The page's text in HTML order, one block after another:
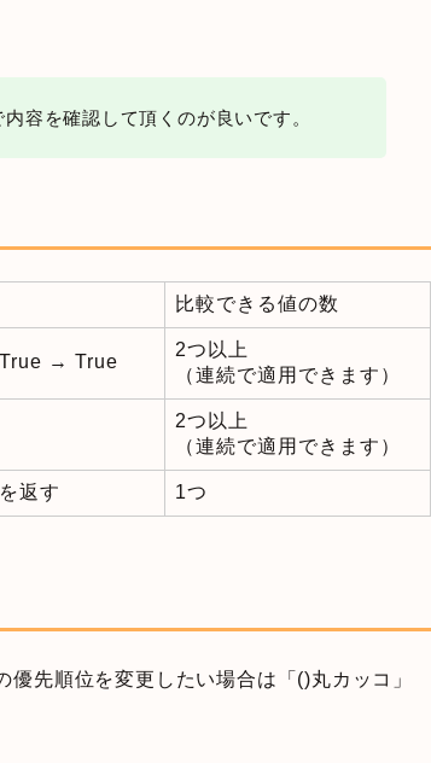
容を確認して頂くのが良いです。
比較できる値の数
True → True
2つ以上
（連続で適用できます）
2つ以上
（連続で適用できます）
返す 1つ
先順位を変更したい場合は「()丸カッコ」